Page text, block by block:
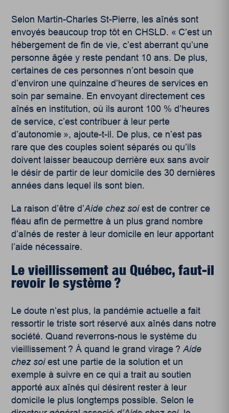
Selon Martin-Charles St-Pierre, les aînés sont
envoyés beaucoup trop tôt en CHSLD. « C’est un
hébergement de fin de vie, c’est aberrant qu’une
personne âgée y reste pendant 10 ans. De plus,
certaines de ces personnes n’ont besoin que
d’environ une quinzaine d’heures de services en
soin par semaine. En envoyant directement ces
aînés en institution, où ils auront 100 % d’heures
de service, c’est contribuer à leur perte
d’autonomie », ajoute-t-il. De plus, ce n’est pas
rare que des couples soient séparés ou qu’ils
doivent laisser beaucoup derrière eux sans avoir
le désir de partir de leur domicile des 30 dernières
années dans lequel ils sont bien.
La raison d’être d’Aide chez soiest de contrer ce
fléau afin de permettre à un plus grand nombre
d’aînés de rester à leur domicile en leur apportant
l’aide nécessaire.
Le vieillissement au Québec, faut-il
revoir le système ?
Le doute n’est plus, la pandémie actuelle a fait
ressortir le triste sort réservé aux aînés dans notre
société. Quand reverrons-nous le système du
vieillissement ? À quand le grand virage ?Aide
chez soiest une partie de la solution et un
exemple à suivre en ce qui a trait au soutien
apporté aux aînés qui désirent rester à leur
domicile le plus longtemps possible. Selon le